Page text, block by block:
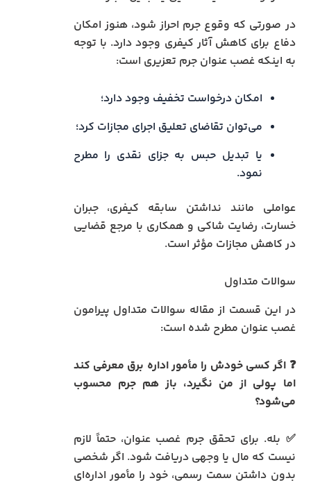
در صورتی که وقوع جرم احراز شود، هنوز امکان
دفاع برای کاهش آثار کیفری وجود دارد. با توجه
به اینکه غصب عنوان جرم تعزیری است:
امکان درخواست تخفیف وجود دارد؛
می‌توان تقاضای تعلیق اجرای مجازات کرد؛
یا تبدیل حبس به جزای نقدی را مطرح
نمود.
عواملی مانند نداشتن سابقه کیفری، جبران
خسارت، رضایت شاکی و همکاری با مرجع قضایی
در کاهش مجازات مؤثر است.
سوالات متداول
در این قسمت از مقاله سوالات متداول پیرامون
غصب عنوان مطرح شده است:
❓ اگر کسی خودش را مأمور اداره برق معرفی کند
اما پولی از من نگیرد، باز هم جرم محسوب
می‌شود؟
✅ بله. برای تحقق جرم غصب عنوان، حتماً لازم
نیست که مال یا وجهی دریافت شود. اگر شخصی
بدون داشتن سمت رسمی، خود را مأمور اداره‌ای